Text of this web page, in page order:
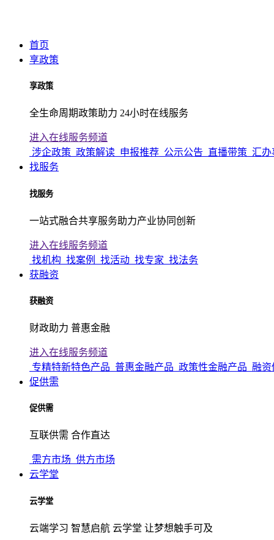
首页
享政策
享政策
全生命周期政策助力 24小时在线服务
进入在线服务频道
涉企政策 政策解读 申报推荐 公示公告 直播带策 汇办
找服务
找服务
一站式融合共享服务助力产业协同创新
进入在线服务频道
找机构 找案例 找活动 找专家 找法务
获融资
获融资
财政助力 普惠金融
进入在线服务频道
专精特新特色产品 普惠金融产品 政策性金融产品 融资
促供需
促供需
互联供需 合作直达
需方市场 供方市场
云学堂
云学堂
云端学习 智慧启航 云学堂 让梦想触手可及